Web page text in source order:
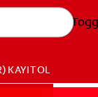
KAYIT OL